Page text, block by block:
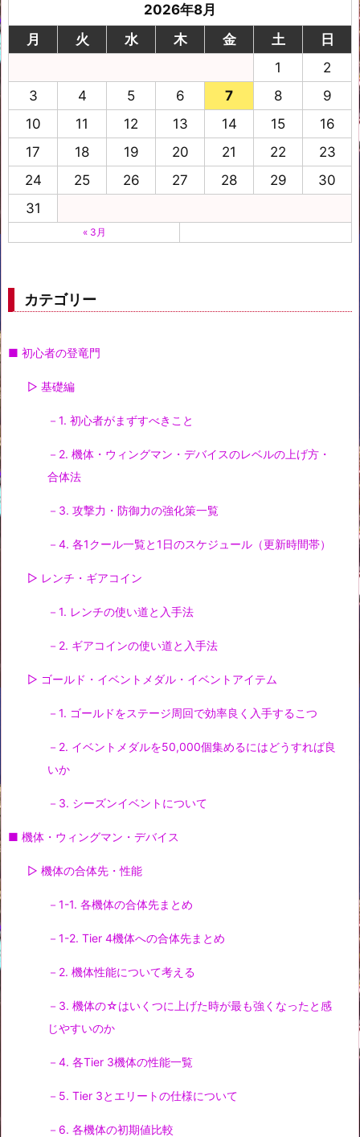
2026年8月
月
火 水 木 金 土
日
1
2
3
4 5 6 7 8
9
10
11 12 13 14 15
16
17
18 19 20 21 22
23
24
25 26 27 28 29
30
31
« 3月
カテゴリー
■ 初心者の登竜門
▷ 基礎編
－1. 初心者がまずすべきこと
－2. 機体・ウィングマン・デバイスのレベルの上げ方・
合体法
－3. 攻撃力・防御力の強化策一覧
－4. 各1クール一覧と1日のスケジュール（更新時間帯）
▷ レンチ・ギアコイン
－1. レンチの使い道と入手法
－2. ギアコインの使い道と入手法
▷ ゴールド・イベントメダル・イベントアイテム
－1. ゴールドをステージ周回で効率良く入手するこつ
－2. イベントメダルを50,000個集めるにはどうすれば良
いか
－3. シーズンイベントについて
■ 機体・ウィングマン・デバイス
▷ 機体の合体先・性能
－1-1. 各機体の合体先まとめ
－1-2. Tier 4機体への合体先まとめ
－2. 機体性能について考える
－3. 機体の☆はいくつに上げた時が最も強くなったと感
じやすいのか
－4. 各Tier 3機体の性能一覧
－5. Tier 3とエリートの仕様について
－6. 各機体の初期値比較